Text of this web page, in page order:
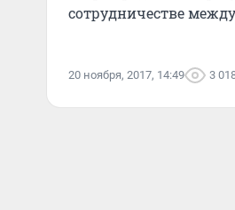
сотрудничестве
20 ноября, 2017, 14:49 3